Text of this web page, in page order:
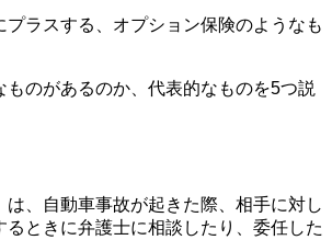
プラスする、オプション保険のようなも
ものがあるのか、代表的なものを5つ説
は、自動車事故が起きた際、相手に対し
るときに弁護士に相談したり、委任した